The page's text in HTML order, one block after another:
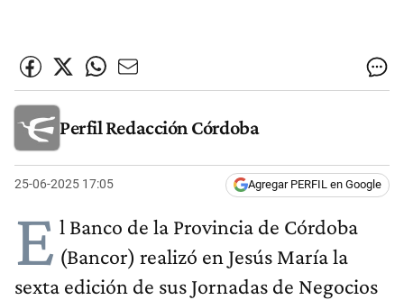
Perfil Redacción Córdoba
25-06-2025 17:05 Agregar PERFIL en Google
E l Banco de la Provincia de Córdoba
(Bancor) realizó en Jesús María la
sexta edición de sus Jornadas de Negocios